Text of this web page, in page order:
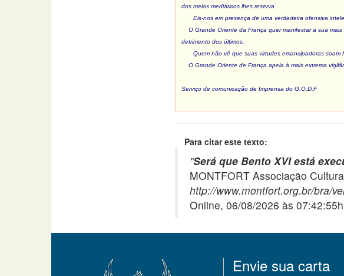
dos meios mediáticos lhes reserva.
Eis-nos em presença de uma verdadeira ofensiva
O Grande Oriente da França quer manifestar a sua
detrimento dos últimos.
Quem não vê que suas virtudes emancipadoras
O Grande Oriente de França apela à mais extrema
Serviço de comunicação de Imprensa do G.O.D.F
Para citar este texto:
"Será que Bento XVI está
MONTFORT Associação
http://www.montfort.org.br/bra/
Online, 06/08/2026 às 07:42:55h
Envie sua carta